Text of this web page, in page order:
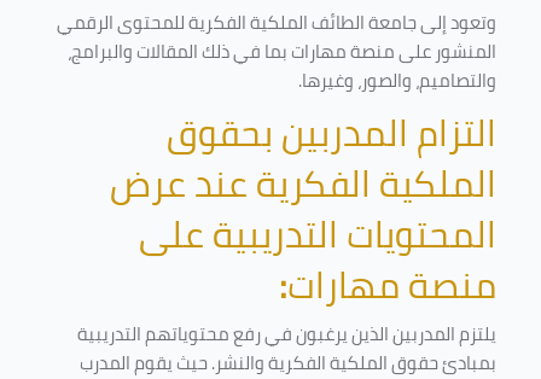
وتعود إلى جامعة الطائف الملكية الفكرية للمحتوى الرقمي
المنشور على منصة مهارات بما في ذلك المقالات والبرامج،
والتصاميم، والصور، وغيرها.
التزام المدربين بحقوق
الملكية الفكرية عند عرض
المحتويات التدريبية على
منصة مهارات:
يلتزم المدربين الذين يرغبون في رفع محتوياتهم التدريبية
بمبادئ حقوق الملكية الفكرية والنشر. حيث يقوم المدرب